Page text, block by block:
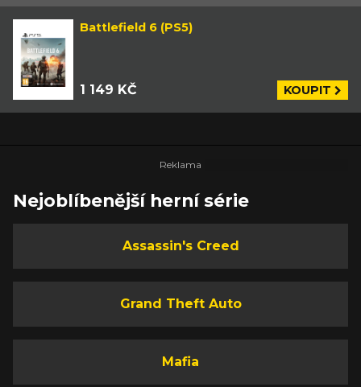
Battlefield 6 (PS5)
1 149 KČ KOUPIT
Nejoblíbenější herní série
Assassin's Creed
Grand Theft Auto
Mafia